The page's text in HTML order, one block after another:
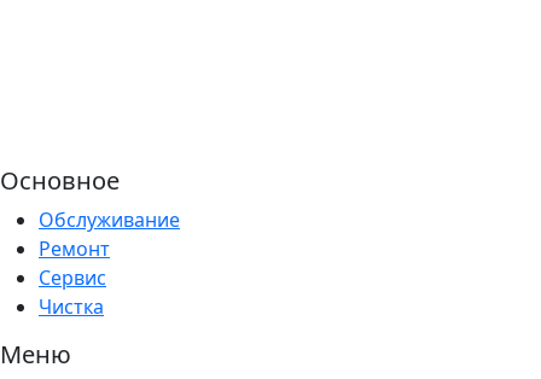
Основное
Обслуживание
Ремонт
Сервис
Чистка
Меню